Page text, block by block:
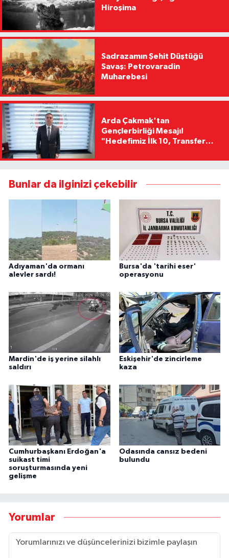
Hiroşima
Sadrazamın Şehit Düştüğü
Savaş: Petrovaradin
Muharebesi
Arda Çakmak'tan
Gençlerbirliği Mesajı!
"Hedefimiz İlk 10, Transfer
Kaldıracağız"
Bunlar da ilginizi çekebilir
Adıyaman'da ormanı
alevler sardı!
Bursa'da 'tarihi eser'
operasyonu
Mardin'de iş yerine silahlı
saldırı
Eskişehir'de zincirleme
kaza
Cumhurbaşkanı Erdoğan'a
suikast timi
soruşturmasında yeni
gelişme
Odasında cansız bedeni
bulundu
Yorumlar